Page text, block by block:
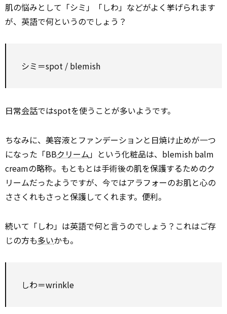
肌の悩みとして「シミ」「しわ」などがよく挙げられます
が、英語で何というのでしょう？
シミ＝spot / blemish
日常会話ではspotを使うことが多いようです。
ちなみに、美容液とファンデーションと日焼け止めが一つ
になった「BBクリーム」という化粧品は、blemish balm
creamの略称。もともとは手術後の肌を保護するためのク
リームだったようですが、今ではアラフォーのお肌と心の
ささくれもさっと保護してくれます。便利。
続いて「しわ」は英語で何と言うのでしょう？これはご存
じの方も多いかも。
しわ＝wrinkle